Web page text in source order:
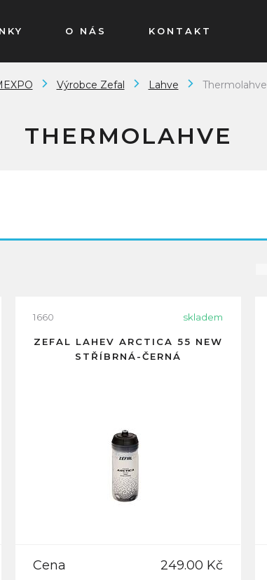
O NÁS KONTAKT
Výrobce Zefal Lahve Thermolahve
THERMOLAHVE
1660 skladem
ZEFAL LAHEV ARCTICA 55 NEW
STŘÍBRNÁ-ČERNÁ
Cena 249.00 Kč